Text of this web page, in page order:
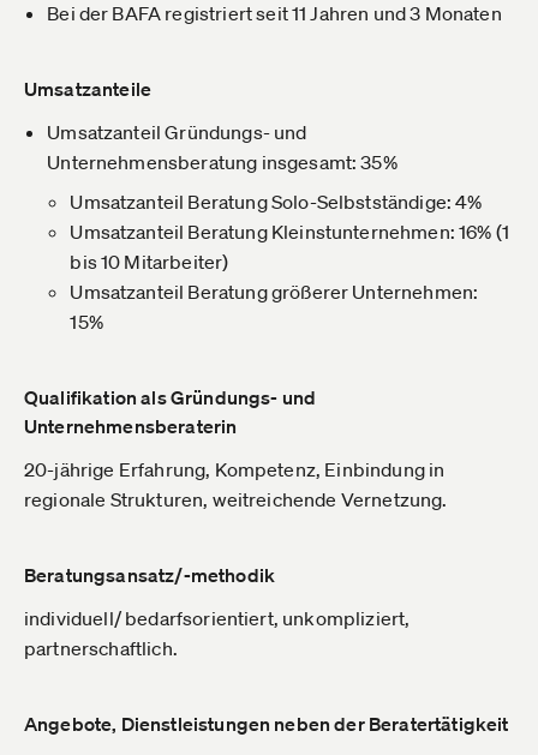
Bei der BAFA registriert seit 11 Jahren und 3 Monaten
Umsatzanteile
Umsatzanteil Gründungs- und
Unternehmensberatung insgesamt: 35%
Umsatzanteil Beratung Solo-Selbstständige: 4%
Umsatzanteil Beratung Kleinstunternehmen: 16% (1
bis 10 Mitarbeiter)
Umsatzanteil Beratung größerer Unternehmen:
15%
Qualifikation als Gründungs- und
Unternehmensberaterin
20-jährige Erfahrung, Kompetenz, Einbindung in
regionale Strukturen, weitreichende Vernetzung.
Beratungsansatz/-methodik
individuell/ bedarfsorientiert, unkompliziert,
partnerschaftlich.
Angebote, Dienstleistungen neben der Beratertätigkeit